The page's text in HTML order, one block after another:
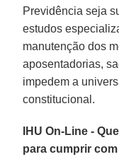
Previdência seja
estudos
manutenção dos
aposentadorias,
impedem a
constitucional.
IHU On-Line -
para cumprir